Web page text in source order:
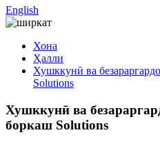
English
Хона
Ҳалли
Хушккунӣ ва
Solutions
Хушккунӣ ва
боркаш Solutions